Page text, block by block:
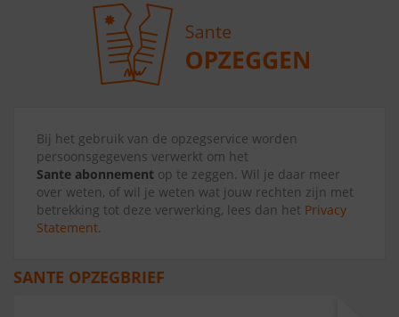
Bij het gebruik van de opzegservice worden
persoonsgegevens verwerkt om het
Sante abonnement op te zeggen. Wil je daar meer
over weten, of wil je weten wat jouw rechten zijn met
betrekking tot deze verwerking, lees dan het Privacy
Statement.
SANTE OPZEGBRIEF